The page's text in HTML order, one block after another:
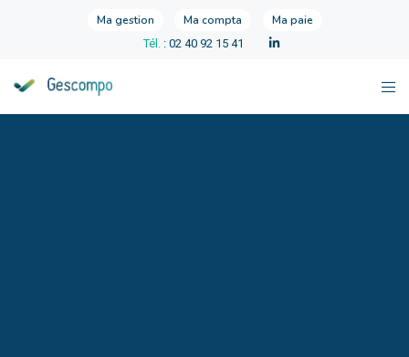
Ma gestion Ma compta Ma paie
Tél. : 02 40 92 15 41